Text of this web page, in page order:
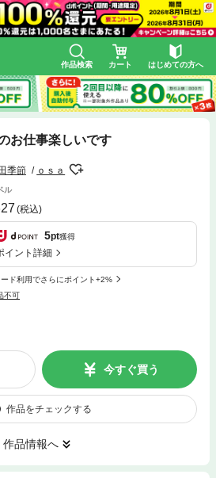
作品検索 カート はじめての方へ
お仕事楽しいです
季節 ｏｓａ
ル
(税込)
5pt獲得
イント詳細
ド利用でさらにポイント+2%
不可
今すぐ買う
作品をチェックする
作品情報へ